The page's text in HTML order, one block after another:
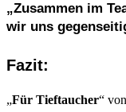
„Zusammen im
wir uns
Fazit:
„Für Tieftaucher“ von